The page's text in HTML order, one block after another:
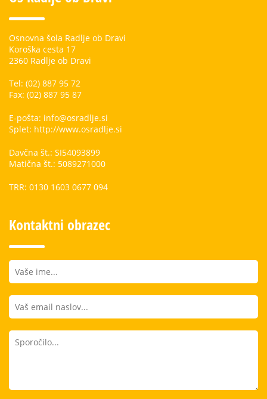
Osnovna šola Radlje ob Dravi
Koroška cesta 17
2360 Radlje ob Dravi
Tel: (02) 887 95 72
Fax: (02) 887 95 87
E-pošta: info@osradlje.si
Splet: http://www.osradlje.si
Davčna št.: SI54093899
Matična št.: 5089271000
TRR: 0130 1603 0677 094
Kontaktni obrazec